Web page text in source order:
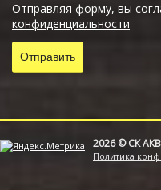
Отправляя форму, вы
конфиденциальности
2026 © СК
Политика